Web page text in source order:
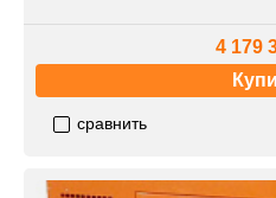
4 179
сравнить